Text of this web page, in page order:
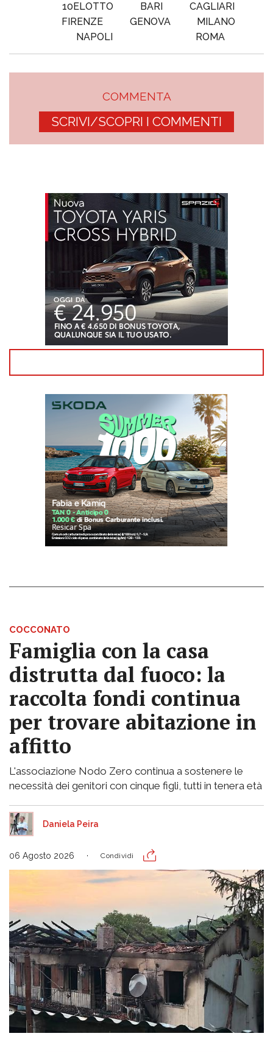
10ELOTTO
BARI
CAGLIARI
FIRENZE
GENOVA
MILANO
NAPOLI
ROMA
COMMENTA
SCRIVI/SCOPRI I COMMENTI
COCCONATO
Famiglia con la casa
distrutta dal fuoco: la
raccolta fondi continua
per trovare abitazione in
affitto
L'associazione Nodo Zero continua a sostenere le
necessità dei genitori con cinque figli, tutti in tenera età
Daniela Peira
06 Agosto 2026 Condividi